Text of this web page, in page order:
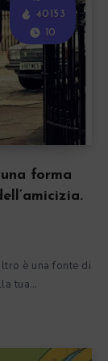
forma
40153
10
è una fonte di
tua…